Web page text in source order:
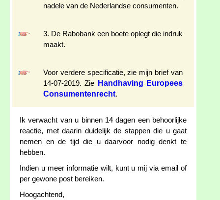
nadele van de Nederlandse consumenten.
3. De Rabobank een boete oplegt die indruk
maakt.
Voor verdere specificatie, zie mijn brief van
14-07-2019. Zie
Handhaving Europees
Consumentenrecht.
Ik verwacht van u binnen 14 dagen een behoorlijke
reactie, met daarin duidelijk de stappen die u gaat
nemen en de tijd die u daarvoor nodig denkt te
hebben.
Indien u meer informatie wilt, kunt u mij via email of
per gewone post bereiken.
Hoogachtend,